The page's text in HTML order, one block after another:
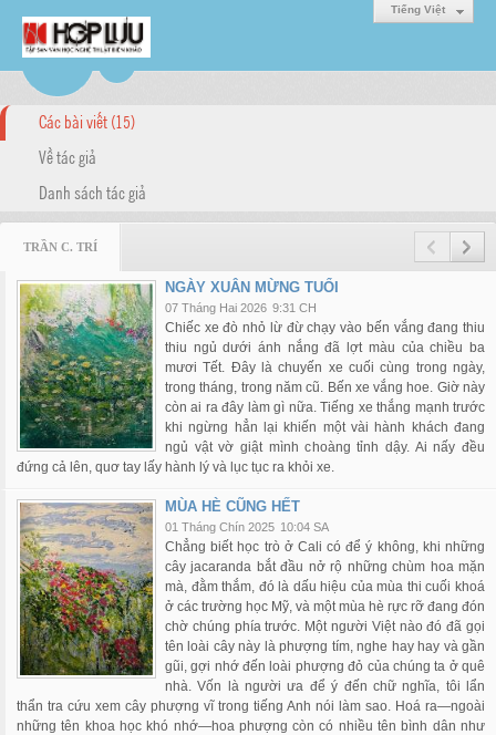
Tiếng Việt
Các bài viết (15)
Về tác giả
Danh sách tác giả
TRẦN C. TRÍ
NGÀY XUÂN MỪNG TUỔI
07 Tháng Hai 2026 9:31 CH
Chiếc xe đò nhỏ lừ đừ chạy vào bến vắng đang thiu
thiu ngủ dưới ánh nắng đã lợt màu của chiều ba
mươi Tết. Đây là chuyến xe cuối cùng trong ngày,
trong tháng, trong năm cũ. Bến xe vắng hoe. Giờ này
còn ai ra đây làm gì nữa. Tiếng xe thắng mạnh trước
khi ngừng hẳn lại khiến một vài hành khách đang
ngủ vật vờ giật mình choàng tỉnh dậy. Ai nấy đều
đứng cả lên, quơ tay lấy hành lý và lục tục ra khỏi xe.
MÙA HÈ CŨNG HẾT
01 Tháng Chín 2025 10:04 SA
Chẳng biết học trò ở Cali có để ý không, khi những
cây jacaranda bắt đầu nở rộ những chùm hoa mặn
mà, đằm thắm, đó là dấu hiệu của mùa thi cuối khoá
ở các trường học Mỹ, và một mùa hè rực rỡ đang đón
chờ chúng phía trước. Một người Việt nào đó đã gọi
tên loài cây này là phượng tím, nghe hay hay và gần
gũi, gợi nhớ đến loài phượng đỏ của chúng ta ở quê
nhà. Vốn là người ưa để ý đến chữ nghĩa, tôi lẩn
thẩn tra cứu xem cây phượng vĩ trong tiếng Anh nói làm sao. Hoá ra—ngoài
những tên khoa học khó nhớ—hoa phượng còn có nhiều tên bình dân như